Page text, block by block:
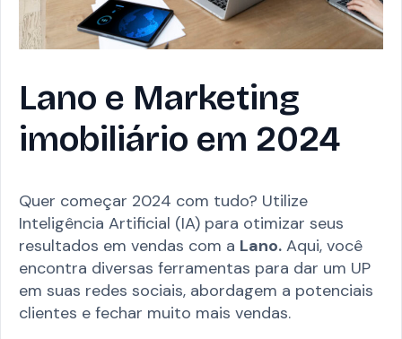
Lano e Marketing
imobiliário em 2024
Quer começar 2024 com tudo? Utilize
Inteligência Artificial (IA) para otimizar seus
resultados em vendas com a Lano. Aqui, você
encontra diversas ferramentas para dar um UP
em suas redes sociais, abordagem a potenciais
clientes e fechar muito mais vendas.